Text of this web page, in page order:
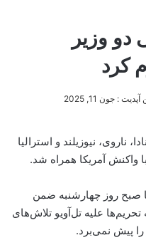
دو وزیر
کرد
: جون 11, 2025
ناروی، نیوزیلند و استرالیا
واکنش آمریکا همراه شد.
صبح روز چهارشنبه ضمن
علیه تل‌آویو تلاش‌های
را پیش نمی‌برد.